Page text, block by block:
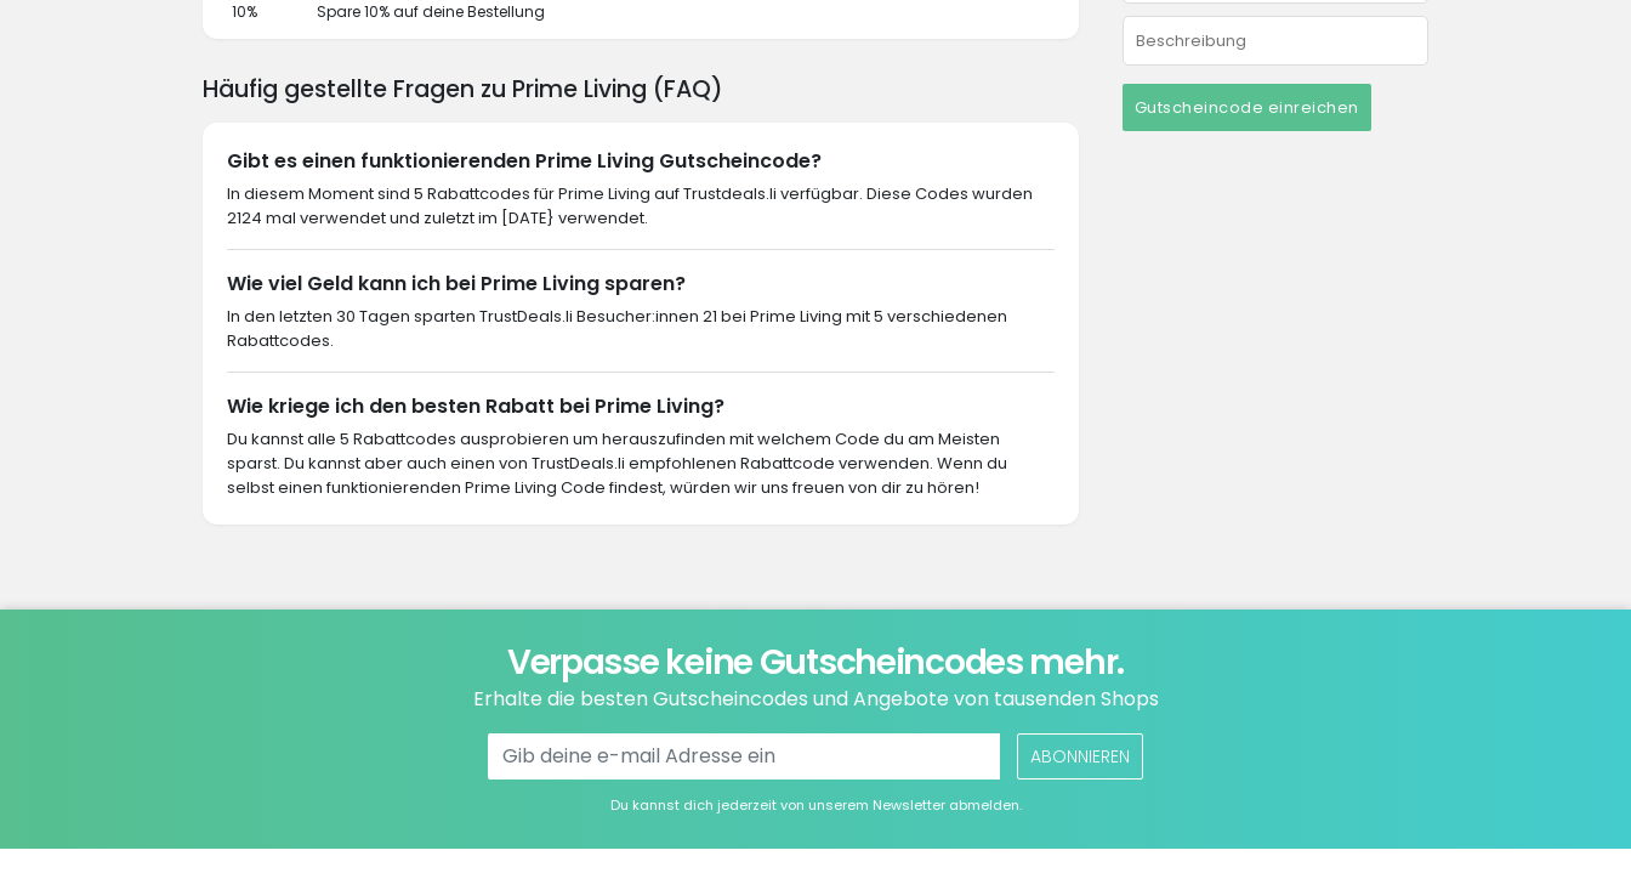
Gutscheincode einreichen
10% Spare 10% auf deine Bestellung
Häufig gestellte Fragen zu Prime Living (FAQ)
Gibt es einen funktionierenden Prime Living Gutscheincode?
In diesem Moment sind 5 Rabattcodes für Prime Living auf Trustdeals.li verfügbar. Diese Codes wurden
2124 mal verwendet und zuletzt im [DATE} verwendet.
Wie viel Geld kann ich bei Prime Living sparen?
In den letzten 30 Tagen sparten TrustDeals.li Besucher:innen 21 bei Prime Living mit 5 verschiedenen
Rabattcodes.
Wie kriege ich den besten Rabatt bei Prime Living?
Du kannst alle 5 Rabattcodes ausprobieren um herauszufinden mit welchem Code du am Meisten
sparst. Du kannst aber auch einen von TrustDeals.li empfohlenen Rabattcode verwenden. Wenn du
selbst einen funktionierenden Prime Living Code findest, würden wir uns freuen von dir zu hören!
Verpasse keine Gutscheincodes mehr.
Erhalte die besten Gutscheincodes und Angebote von tausenden Shops
ABONNIEREN
Du kannst dich jederzeit von unserem Newsletter abmelden.